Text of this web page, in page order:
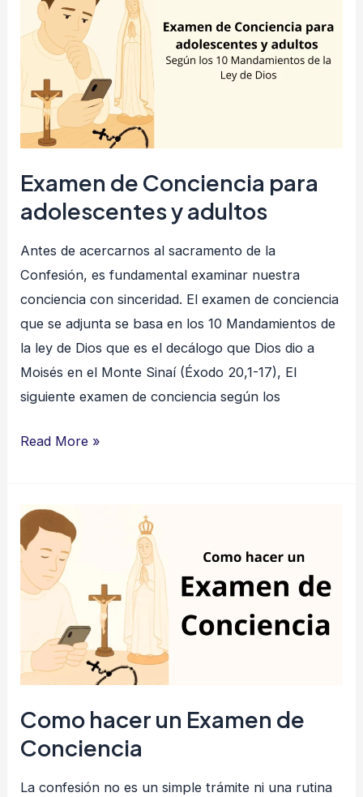
Examen de Conciencia para
adolescentes y adultos
Antes de acercarnos al sacramento de la
Confesión, es fundamental examinar nuestra
conciencia con sinceridad. El examen de conciencia
que se adjunta se basa en los 10 Mandamientos de
la ley de Dios que es el decálogo que Dios dio a
Moisés en el Monte Sinaí (Éxodo 20,1-17), El
siguiente examen de conciencia según los
Conciencia
para
adolescentes
y
adultos
Read More »
Como hacer un Examen de
Conciencia
La confesión no es un simple trámite ni una rutina
Como
hacer
un
Examen
Conciencia